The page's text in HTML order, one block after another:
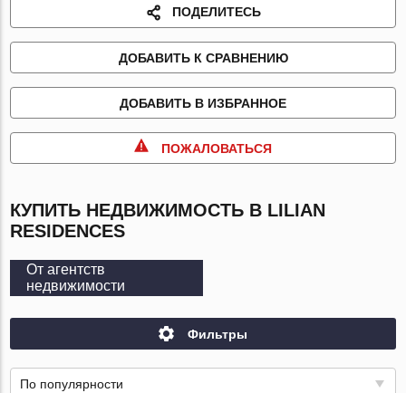
ПОДЕЛИТЕСЬ
ДОБАВИТЬ К СРАВНЕНИЮ
ДОБАВИТЬ В ИЗБРАННОЕ
ПОЖАЛОВАТЬСЯ
КУПИТЬ НЕДВИЖИМОСТЬ В LILIAN
RESIDENCES
От агентств
недвижимости
Фильтры
По популярности